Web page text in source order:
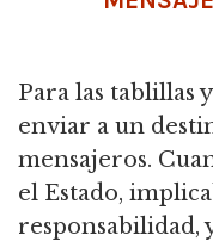
Para las tablillas
enviar a un
mensajeros.
el Estado,
responsabilidad,